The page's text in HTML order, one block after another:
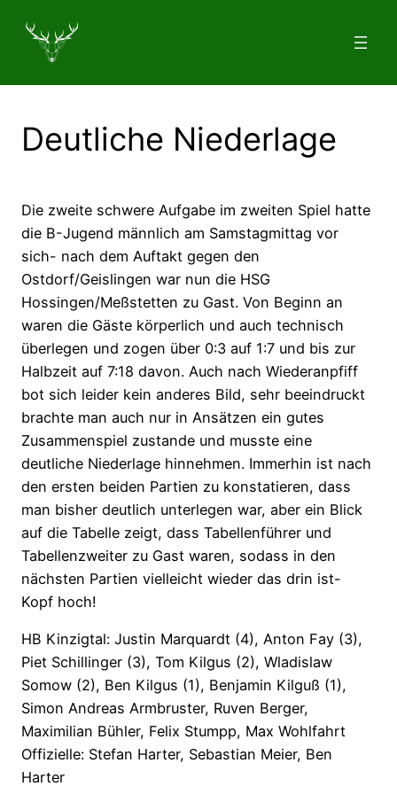
Inhalt
springen
Deutliche Niederlage
Die zweite schwere Aufgabe im zweiten Spiel hatte
die B-Jugend männlich am Samstagmittag vor
sich- nach dem Auftakt gegen den
Ostdorf/Geislingen war nun die HSG
Hossingen/Meßstetten zu Gast. Von Beginn an
waren die Gäste körperlich und auch technisch
überlegen und zogen über 0:3 auf 1:7 und bis zur
Halbzeit auf 7:18 davon. Auch nach Wiederanpfiff
bot sich leider kein anderes Bild, sehr beeindruckt
brachte man auch nur in Ansätzen ein gutes
Zusammenspiel zustande und musste eine
deutliche Niederlage hinnehmen. Immerhin ist nach
den ersten beiden Partien zu konstatieren, dass
man bisher deutlich unterlegen war, aber ein Blick
auf die Tabelle zeigt, dass Tabellenführer und
Tabellenzweiter zu Gast waren, sodass in den
nächsten Partien vielleicht wieder das drin ist-
Kopf hoch!
HB Kinzigtal: Justin Marquardt (4), Anton Fay (3),
Piet Schillinger (3), Tom Kilgus (2), Wladislaw
Somow (2), Ben Kilgus (1), Benjamin Kilguß (1),
Simon Andreas Armbruster, Ruven Berger,
Maximilian Bühler, Felix Stumpp, Max Wohlfahrt
Offizielle: Stefan Harter, Sebastian Meier, Ben
Harter